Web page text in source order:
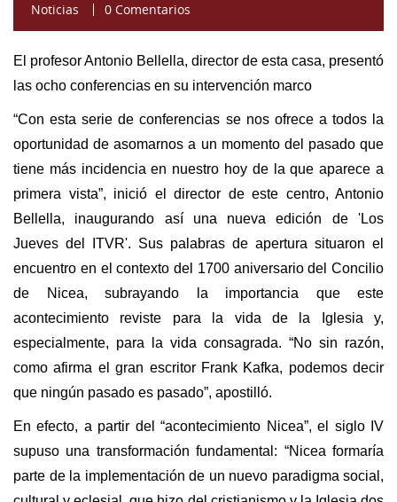
Noticias 0 Comentarios
El profesor Antonio Bellella, director de esta casa, presentó
las ocho conferencias en su intervención marco
“Con esta serie de conferencias se nos ofrece a todos la
oportunidad de asomarnos a un momento del pasado que
tiene más incidencia en nuestro hoy de la que aparece a
primera vista”, inició el director de este centro, Antonio
Bellella, inaugurando así una nueva edición de 'Los
Jueves del ITVR'. Sus palabras de apertura situaron el
encuentro en el contexto del 1700 aniversario del Concilio
de Nicea, subrayando la importancia que este
acontecimiento reviste para la vida de la Iglesia y,
especialmente, para la vida consagrada. “No sin razón,
como afirma el gran escritor Frank Kafka, podemos decir
que ningún pasado es pasado”, apostilló.
En efecto, a partir del “acontecimiento Nicea”, el siglo IV
supuso una transformación fundamental: “Nicea formaría
parte de la implementación de un nuevo paradigma social,